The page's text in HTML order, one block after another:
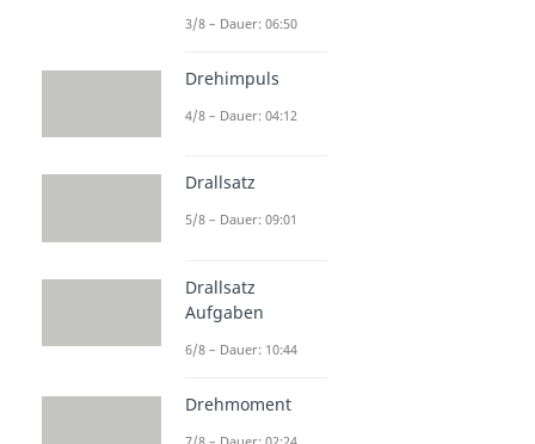
3/8 – Dauer: 06:50
Drehimpuls
4/8 – Dauer: 04:12
Drallsatz
5/8 – Dauer: 09:01
Drallsatz
Aufgaben
6/8 – Dauer: 10:44
Drehmoment